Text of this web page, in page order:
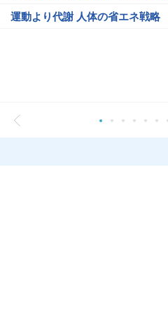
運動より代謝 人体の省エネ戦略